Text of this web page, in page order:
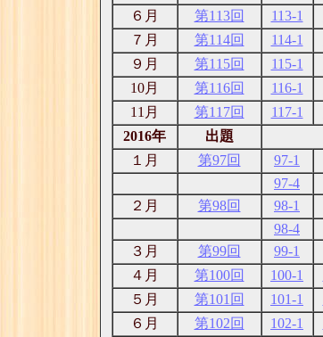
６月
第113回 113-1
７月
第114回 114-1
９月
第115回 115-1
10月
第116回 116-1
11月
第117回 117-1
2016年
出題
１月
第97回 97-1
97-4
２月
第98回 98-1
98-4
３月
第99回 99-1
４月
第100回 100-1
５月
第101回 101-1
６月
第102回 102-1